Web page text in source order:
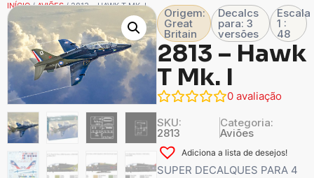
INÍCIO/AVIÕES/ 2813 – HAWK T MK. I
Origem:
Great
Britain
Decalcs
para: 3
versões
Escala
1 :
48
2813 – Hawk
T Mk. I
0 avaliação
SKU:
2813
Categoria:
Aviões
Adiciona a lista de desejos!
SUPER DECALQUES PARA 4